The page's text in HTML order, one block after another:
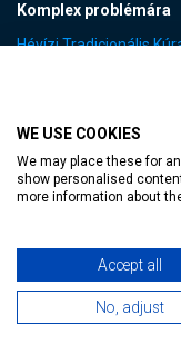
WE USE COOKIES
We may place these for
show personalised
more information about
Accept all
No, adjust
Komplex problémára
Hévízi Tradicionális
Sportproblémákra
Egy derékfájás
INFO HÉVÍZ